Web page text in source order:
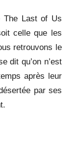
The Last of Us
celle que les
retrouvons le
dit qu’on n’est
après leur
par ses